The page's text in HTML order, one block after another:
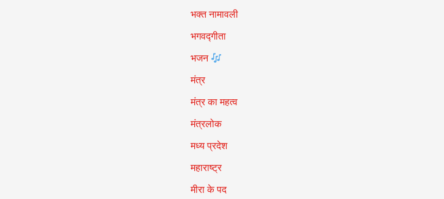
भक्त नामावली
भगवद्गीता
भजन
मंत्र
मंत्र का महत्व
मंत्रलोक
मध्य प्रदेश
महाराष्ट्र
मीरा के पद